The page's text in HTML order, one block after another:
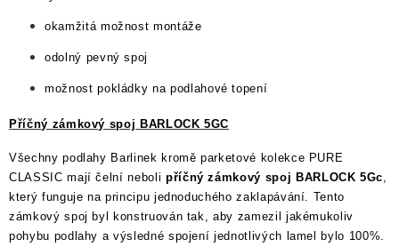
okamžitá možnost montáže
odolný pevný spoj
možnost pokládky na podlahové topení
Příčný zámkový spoj BARLOCK 5GC
Všechny podlahy Barlinek kromě parketové kolekce PURE
CLASSIC mají čelní neboli příčný zámkový spoj BARLOCK 5Gc
který funguje na principu jednoduchého zaklapávání. Tento
zámkový spoj byl konstruován tak, aby zamezil jakémukoliv
pohybu podlahy a výsledné spojení jednotlivých lamel bylo 100%.